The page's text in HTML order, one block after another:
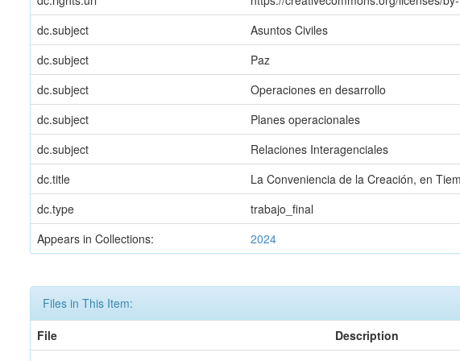
dc.subject
Asuntos Civiles
dc.subject
Paz
dc.subject
Operaciones en desarrollo
dc.subject
Planes operacionales
dc.subject
Relaciones Interagenciales
dc.title
La Conveniencia de la Creación, en
dc.type
trabajo_final
Appears in Collections:
2024
Files in This Item:
File
Description